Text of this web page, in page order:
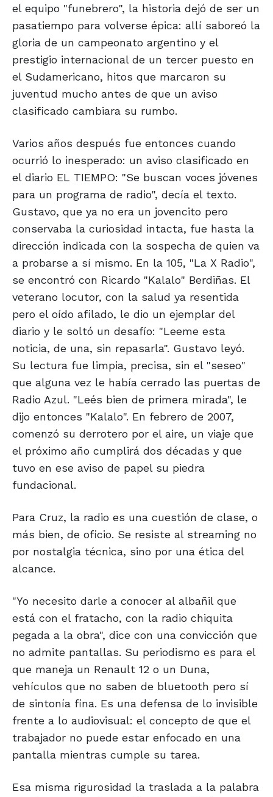
el equipo "funebrero", la historia dejó de ser un
pasatiempo para volverse épica: allí saboreó la
gloria de un campeonato argentino y el
prestigio internacional de un tercer puesto en
el Sudamericano, hitos que marcaron su
juventud mucho antes de que un aviso
clasificado cambiara su rumbo.
Varios años después fue entonces cuando
ocurrió lo inesperado: un aviso clasificado en
el diario EL TIEMPO: "Se buscan voces jóvenes
para un programa de radio", decía el texto.
Gustavo, que ya no era un jovencito pero
conservaba la curiosidad intacta, fue hasta la
dirección indicada con la sospecha de quien va
a probarse a sí mismo. En la 105, "La X Radio",
se encontró con Ricardo "Kalalo" Berdiñas. El
veterano locutor, con la salud ya resentida
pero el oído afilado, le dio un ejemplar del
diario y le soltó un desafío: "Leeme esta
noticia, de una, sin repasarla". Gustavo leyó.
Su lectura fue limpia, precisa, sin el "seseo"
que alguna vez le había cerrado las puertas de
Radio Azul. "Leés bien de primera mirada", le
dijo entonces "Kalalo". En febrero de 2007,
comenzó su derrotero por el aire, un viaje que
el próximo año cumplirá dos décadas y que
tuvo en ese aviso de papel su piedra
fundacional.
Para Cruz, la radio es una cuestión de clase, o
más bien, de oficio. Se resiste al streaming no
por nostalgia técnica, sino por una ética del
alcance.
"Yo necesito darle a conocer al albañil que
está con el fratacho, con la radio chiquita
pegada a la obra", dice con una convicción que
no admite pantallas. Su periodismo es para el
que maneja un Renault 12 o un Duna,
vehículos que no saben de bluetooth pero sí
de sintonía fina. Es una defensa de lo invisible
frente a lo audiovisual: el concepto de que el
trabajador no puede estar enfocado en una
pantalla mientras cumple su tarea.
Esa misma rigurosidad la traslada a la palabra